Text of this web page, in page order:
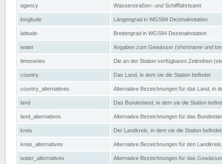
agency Wasserstraßen- und Schifffahrtsamt
longitude Längengrad in WGS84 Dezimalnotation
latitude Breitengrad in WGS84 Dezimalnotation
water Angaben zum Gewässer (shortname und
timeseries Die an der Station verfügbaren Zeitreihen
country Das Land, in dem sie die Station befindet
country_alternatives Alternative Bezeichnungen für das Land, in
land Das Bundesland, in dem sie die Station
land_alternatives Alternative Bezeichnungen für das
kreis Der Landkreis, in dem sie die Station befindet
kreis_alternatives Alternative Bezeichnungen für den
water_alternatives Alternative Bezeichnungen für das